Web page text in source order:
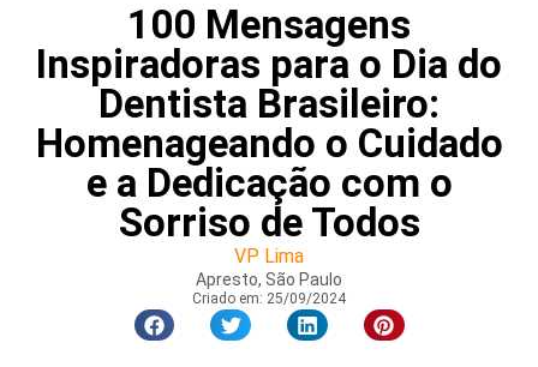
100 Mensagens
Inspiradoras para o Dia do
Dentista Brasileiro:
Homenageando o Cuidado
e a Dedicação com o
Sorriso de Todos
VP Lima
Apresto, São Paulo
Criado em: 25/09/2024